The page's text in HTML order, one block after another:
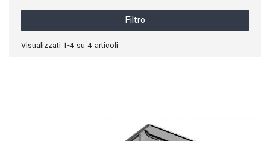
Filtro
Visualizzati 1-4 su 4 articoli